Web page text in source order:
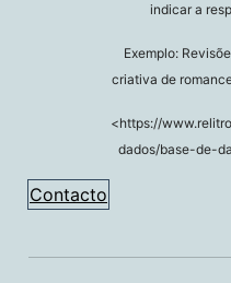
indicar a
Exemplo:
criativa de
<https://
dados/base-de-
Contacto